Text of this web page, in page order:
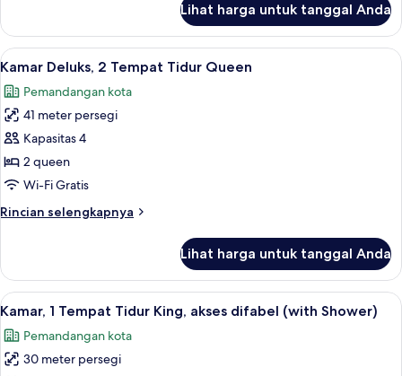
Queen
beds)
Suite,
Beberapa
Tempat
pemandangan
kota
(2
Queen
beds)
Lihat harga untuk tanggal Anda
Lihat
semua
foto
untuk
Kamar
Deluks,
2
Tidur
Kamar Deluks, 2 Tempat Tidur
4
Kamar Deluks, 2 Tempat Tidur Queen
Pemandangan kota
41 meter persegi
Kapasitas 4
2 queen
Wi-Fi Gratis
Rincian selengkapnya
Rincian
Kamar
Deluks,
2
Tidur
Queen
Lihat harga untuk tanggal Anda
Lihat
semua
foto
untuk
Kamar, 1 Tempat Tidur King, akses
5
Kamar, 1 Tempat Tidur King, akses difabel (with Shower)
Pemandangan kota
30 meter persegi